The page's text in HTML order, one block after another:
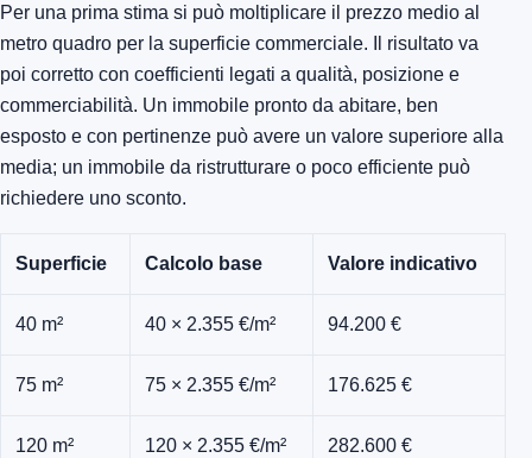
Per una prima stima si può moltiplicare il prezzo medio al
metro quadro per la superficie commerciale. Il risultato va
poi corretto con coefficienti legati a qualità, posizione e
commerciabilità. Un immobile pronto da abitare, ben
esposto e con pertinenze può avere un valore superiore alla
media; un immobile da ristrutturare o poco efficiente può
richiedere uno sconto.
Superficie Calcolo base Valore indicativo
40 m² 40 × 2.355 €/m² 94.200 €
75 m² 75 × 2.355 €/m² 176.625 €
120 m² 120 × 2.355 €/m² 282.600 €